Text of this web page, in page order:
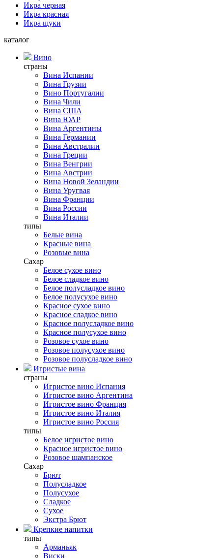
Икра черная
Икра красная
Икра щуки
каталог
Вино
страны
Вина Испании
Вина Грузии
Вино Португалии
Вина Чили
Вина США
Вина ЮАР
Вина Аргентины
Вина Германии
Вина Австралии
Вина Греции
Вина Венгрии
Вина Австрии
Вина Новой Зеландии
Вина Уругвая
Вина Франции
Вина России
Вина Италии
типы
Белые вина
Красные вина
Розовые вина
Сахар
Белое сухое вино
Белое сладкое вино
Белое полусладкое вино
Белое полусухое вино
Красное сухое вино
Красное сладкое вино
Красное полусладкое вино
Красное полусухое вино
Розовое сухое вино
Розовое полусухое вино
Розовое полусладкое вино
Игристые вина
страны
Игристое вино Испания
Игристое вино Аргентина
Игристое вино Франция
Игристое вино Италия
Игристое вино Россия
типы
Белое игристое вино
Красное игристое вино
Розовое шампанское
Сахар
Брют
Полусладкое
Полусухое
Сладкое
Сухое
Экстра Брют
Крепкие напитки
типы
Арманьяк
Виски